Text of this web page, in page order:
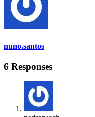
nuno.santos
6 Responses